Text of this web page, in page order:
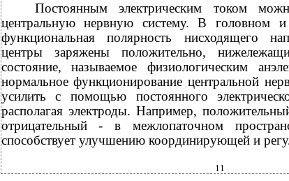
Постоянным электрическим током
центральную нервную систему. В головном
функциональная полярность нисходящего
центры заряжены положительно,
состояние, называемое физиологическим
нормальное функционирование центральной
усилить с помощью постоянного
располагая электроды. Например,
отрицательный - в межлопаточном
способствует улучшению координирующей и
11